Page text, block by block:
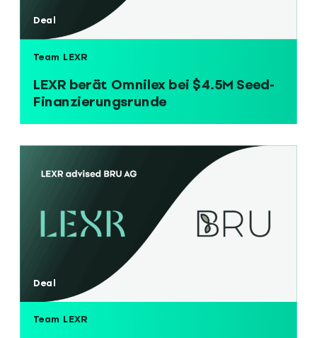
Deal
Team LEXR
LEXR berät Omnilex bei $4.5M Seed-
Finanzierungsrunde
Deal
Team LEXR